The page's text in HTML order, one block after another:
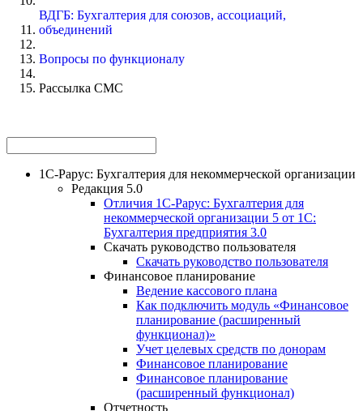
ВДГБ: Бухгалтерия для союзов, ассоциаций,
объединений
Вопросы по функционалу
Рассылка СМС
1С-Рарус: Бухгалтерия для некоммерческой организации
Редакция 5.0
Отличия 1С-Рарус: Бухгалтерия для
некоммерческой организации 5 от 1С:
Бухгалтерия предприятия 3.0
Скачать руководство пользователя
Скачать руководство пользователя
Финансовое планирование
Ведение кассового плана
Как подключить модуль «Финансовое
планирование (расширенный
функционал)»
Учет целевых средств по донорам
Финансовое планирование
Финансовое планирование
(расширенный функционал)
Отчетность